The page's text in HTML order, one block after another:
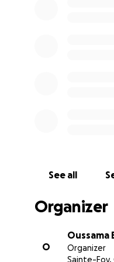
See all
Organizer
O
Oussama
Organizer
Sainte-Foy,